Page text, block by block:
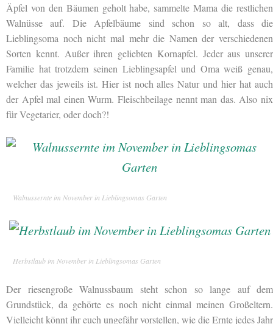
Äpfel von den Bäumen geholt habe, sammelte Mama die restlichen
Walnüsse auf. Die Apfelbäume sind schon so alt, dass die
Lieblingsoma noch nicht mal mehr die Namen der verschiedenen
Sorten kennt. Außer ihren geliebten Kornapfel. Jeder aus unserer
Familie hat trotzdem seinen Lieblingsapfel und Oma weiß genau,
welcher das jeweils ist. Hier ist noch alles Natur und hier hat auch
der Apfel mal einen Wurm. Fleischbeilage nennt man das. Also nix
für Vegetarier, oder doch?!
Walnussernte im November in Lieblingsomas Garten
Herbstlaub im November in Lieblingsomas Garten
Der riesengroße Walnussbaum steht schon so lange auf dem
Grundstück, da gehörte es noch nicht einmal meinen Großeltern.
Vielleicht könnt ihr euch ungefähr vorstellen, wie die Ernte jedes Jahr